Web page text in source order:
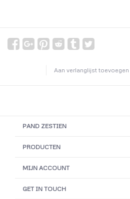
Aan verlanglijst toevoegen
PAND ZESTIEN
PRODUCTEN
MIJN ACCOUNT
GET IN TOUCH